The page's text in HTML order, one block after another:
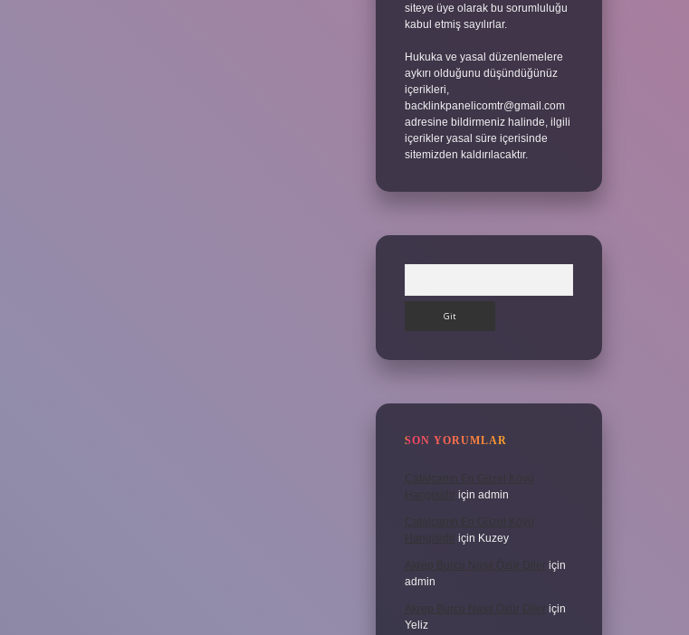
siteye üye olarak bu sorumluluğu
kabul etmiş sayılırlar.
Hukuka ve yasal düzenlemelere
aykırı olduğunu düşündüğünüz
içerikleri,
backlinkpanelicomtr@gmail.com
adresine bildirmeniz halinde, ilgili
içerikler yasal süre içerisinde
sitemizden kaldırılacaktır.
SON YORUMLAR
Çatalcanın En Güzel Köyü
Hangisidir için admin
Çatalcanın En Güzel Köyü
Hangisidir için Kuzey
Akrep Burcu Nasıl Özür Diler için
admin
Akrep Burcu Nasıl Özür Diler için
Yeliz